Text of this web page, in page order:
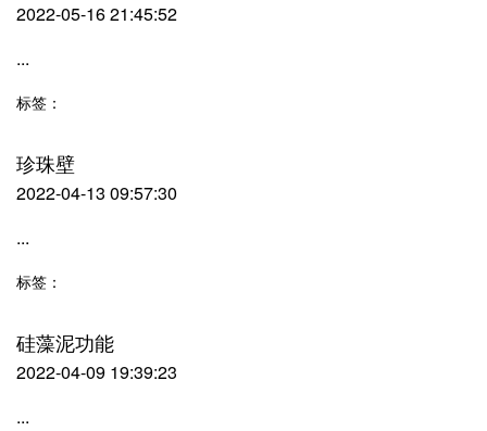
2022-05-16 21:45:52
...
标签：
珍珠壁
2022-04-13 09:57:30
...
标签：
硅藻泥功能
2022-04-09 19:39:23
...